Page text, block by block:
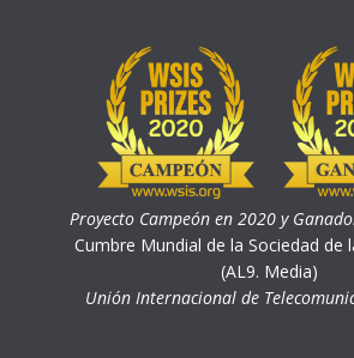
Proyecto Campeón en 2020 y
Cumbre Mundial de la Sociedad de
(AL9. Media)
Unión Internacional de